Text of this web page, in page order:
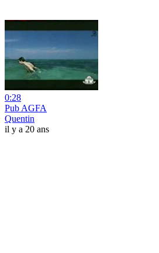
0:28
Pub AGFA
Quentin
il y a 20 ans